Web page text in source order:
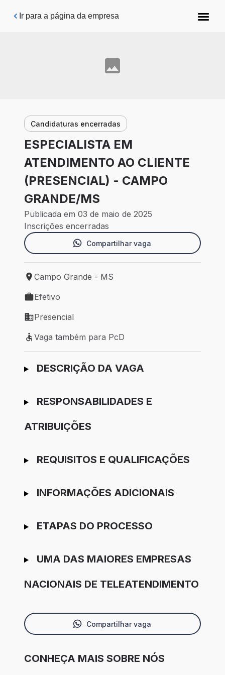
Pular para o conteúdo principal
Ir para a página da empresa
Candidaturas encerradas
ESPECIALISTA EM
ATENDIMENTO AO CLIENTE
(PRESENCIAL) - CAMPO
GRANDE/MS
Publicada em 03 de maio de 2025
Inscrições encerradas
Compartilhar vaga
Local de trabalho: Campo Grande - MS
Campo Grande - MS
Tipo de vaga: Efetivo
Efetivo
Modelo de trabalho: Presencial
Presencial
Vaga também para PcD
Vaga também para PcD
Ir para candidatura
DESCRIÇÃO DA VAGA
RESPONSABILIDADES E
ATRIBUIÇÕES
REQUISITOS E QUALIFICAÇÕES
INFORMAÇÕES ADICIONAIS
ETAPAS DO PROCESSO
UMA DAS MAIORES EMPRESAS
NACIONAIS DE TELEATENDIMENTO
Compartilhar vaga
CONHEÇA MAIS SOBRE NÓS